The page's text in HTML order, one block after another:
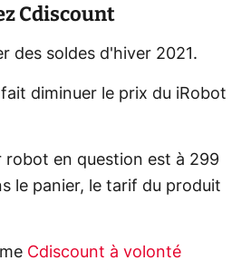
Cdiscount
des soldes d'hiver 2021.
diminuer le prix du iRobot
robot en question est à 299
le panier, le tarif du produit
Cdiscount à volonté